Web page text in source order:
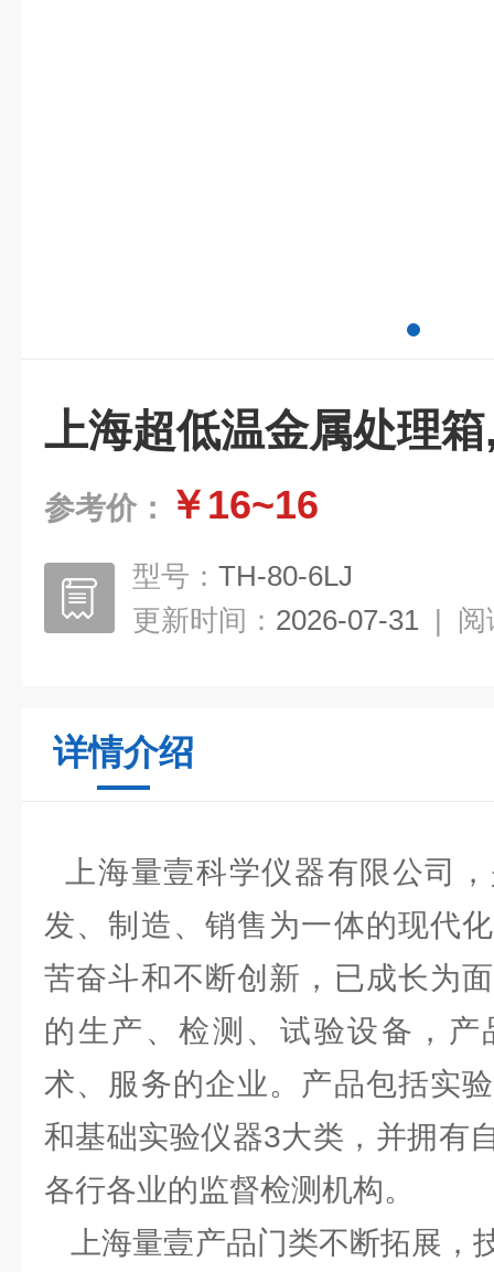
上海超低温金属处理
参考价： ￥16~16
型号： TH-80-6LJ
更新时间： 2026-07-31 | 阅
详情介绍
上海量壹科学仪器有限公司
发、制造、销售为一体的现代
苦奋斗和不断创新，已成长为
的生产、检测、试验设备，
术、服务的企业。产品包括实
和基础实验仪器3大类，并拥有
各行各业的监督检测机构。
上海量壹产品门类不断拓展，